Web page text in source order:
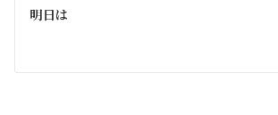
ゲ
シ
明日は